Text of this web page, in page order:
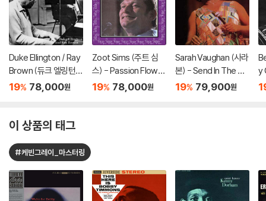
Duke Ellington / Ray
Brown (듀크 엘링턴 /
레이 브라운) - This O
19% 78,000원
Zoot Sims (주트 심
스) - Passion Flower
(Zoot Sims Plays Du
19% 78,000원
Sarah Vaughan (사라
본) - Send In The Clo
wns [LP]
19% 79,900원
y
&
이 상품의 태그
#케빈그레이_마스터링